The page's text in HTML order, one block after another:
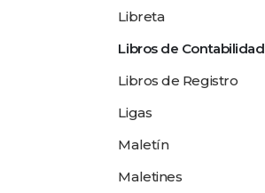
Libreta
Libros de Contabilidad
Libros de Registro
Ligas
Maletín
Maletines